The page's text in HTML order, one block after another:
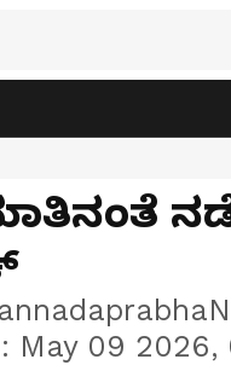
May 09 2026,